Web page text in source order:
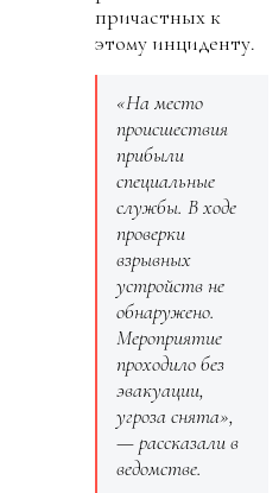
причастных к
этому инциденту.
«На место
происшествия
прибыли
специальные
службы. В ходе
проверки
взрывных
устройств не
обнаружено.
Мероприятие
проходило без
эвакуации,
угроза снята»,
— рассказали в
ведомстве.